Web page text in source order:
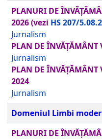
PLANURI DE
2026(vezi HS 207/
Jurnalism
PLAN DE
Jurnalism
PLAN DE
2024
Jurnalism
Domeniul Limbi
PLANURI DE